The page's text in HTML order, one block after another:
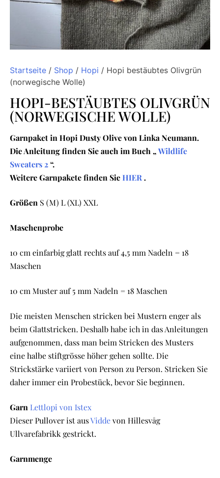
Startseite / Shop / Hopi / Hopi bestäubtes Olivgrün
(norwegische Wolle)
HOPI-BESTÄUBTES OLIVGRÜN
(NORWEGISCHE WOLLE)
Garnpaket in Hopi Dusty Olive von Linka Neumann.
Die Anleitung finden Sie auch im Buch „Wildlife
Sweaters 2“.
Weitere Garnpakete finden SieHIER.
Größen S (M) L (XL) XXL
Maschenprobe
10 cm einfarbig glatt rechts auf 4,5 mm Nadeln = 18
Maschen
10 cm Muster auf 5 mm Nadeln = 18 Maschen
Die meisten Menschen stricken bei Mustern enger als
beim Glattstricken. Deshalb habe ich in das Anleitungen
aufgenommen, dass man beim Stricken des Musters
eine halbe stiftgrösse höher gehen sollte. Die
Strickstärke variiert von Person zu Person. Stricken Sie
daher immer ein Probestück, bevor Sie beginnen.
Garn Lettlopi von Istex
Dieser Pullover ist ausViddevon Hillesvåg
Ullvarefabrikk gestrickt.
Garnmenge